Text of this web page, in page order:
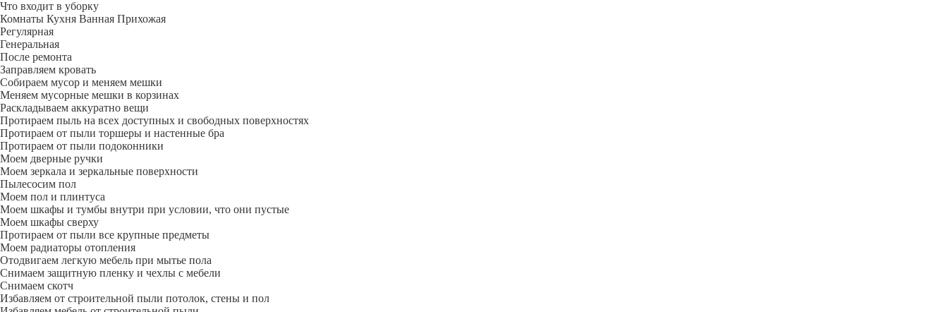
Что входит в уборку
Регу­лярная
Гене­ральная
После ремонта
Заправляем кровать
Собираем мусор и меняем мешки
Меняем мусорные мешки в корзинах
Раскладываем аккуратно вещи
Протираем пыль на всех доступных и свободных поверхностях
Протираем от пыли торшеры и настенные бра
Протираем от пыли подоконники
Моем дверные ручки
Моем зеркала и зеркальные поверхности
Пылесосим пол
Моем пол и плинтуса
Моем шкафы и тумбы внутри при условии, что они пустые
Моем шкафы сверху
Протираем от пыли все крупные предметы
Моем радиаторы отопления
Отодвигаем легкую мебель при мытье пола
Снимаем защитную пленку и чехлы с мебели
Снимаем скотч
Избавляем от строительной пыли потолок, стены и пол